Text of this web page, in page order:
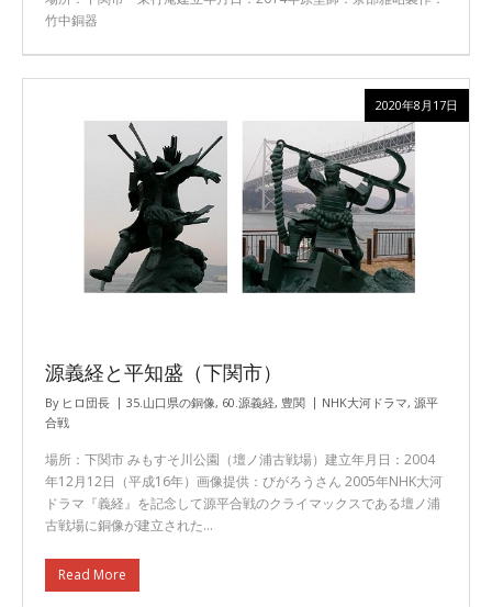
竹中銅器
源義経と平知盛（下関市）
By ヒロ団長 35.山口県の銅像, 60.源義経, 豊関 NHK大河ドラマ, 源平
合戦
場所：下関市 みもすそ川公園（壇ノ浦古戦場）建立年月日：2004
年12月12日（平成16年）画像提供：びがろうさん 2005年NHK大河
ドラマ『義経』を記念して源平合戦のクライマックスである壇ノ浦
古戦場に銅像が建立された…
Read More
2020年8月17日